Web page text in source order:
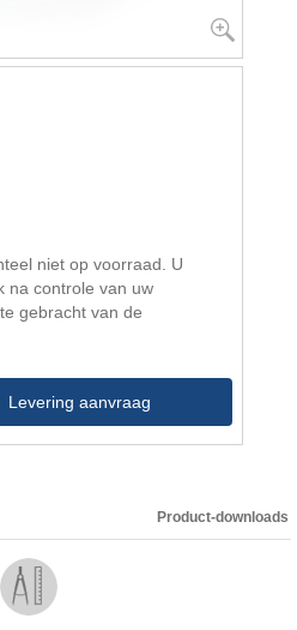
niet op voorraad. U
na controle van uw
gebracht van de
Levering aanvraag
Product-downloads